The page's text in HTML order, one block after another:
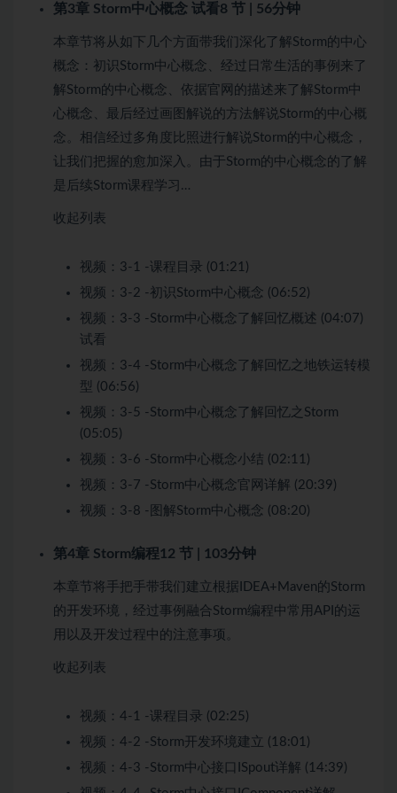
第3章 Storm中心概念 试看8 节 | 56分钟
本章节将从如下几个方面带我们深化了解Storm的中心
概念：初识Storm中心概念、经过日常生活的事例来了
解Storm的中心概念、依据官网的描述来了解Storm中
心概念、最后经过画图解说的方法解说Storm的中心概
念。相信经过多角度比照进行解说Storm的中心概念，
让我们把握的愈加深入。由于Storm的中心概念的了解
是后续Storm课程学习…
收起列表
视频： 3-1 -课程目录 (01:21)
视频： 3-2 -初识Storm中心概念 (06:52)
视频： 3-3 -Storm中心概念了解回忆概述 (04:07)
试看
视频： 3-4 -Storm中心概念了解回忆之地铁运转模
型 (06:56)
视频： 3-5 -Storm中心概念了解回忆之Storm
(05:05)
视频： 3-6 -Storm中心概念小结 (02:11)
视频： 3-7 -Storm中心概念官网详解 (20:39)
视频： 3-8 -图解Storm中心概念 (08:20)
第4章 Storm编程12 节 | 103分钟
本章节将手把手带我们建立根据IDEA+Maven的Storm
的开发环境，经过事例融合Storm编程中常用API的运
用以及开发过程中的注意事项。
收起列表
视频： 4-1 -课程目录 (02:25)
视频： 4-2 -Storm开发环境建立 (18:01)
视频： 4-3 -Storm中心接口ISpout详解 (14:39)